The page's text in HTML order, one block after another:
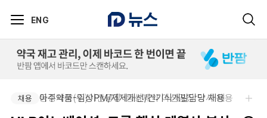
ENG
채용 동성제약(주)아산공장-동성제약 아산공장 약사 채용
채용 아주약품-임상PM/제제개선/건기식개발담당 채용